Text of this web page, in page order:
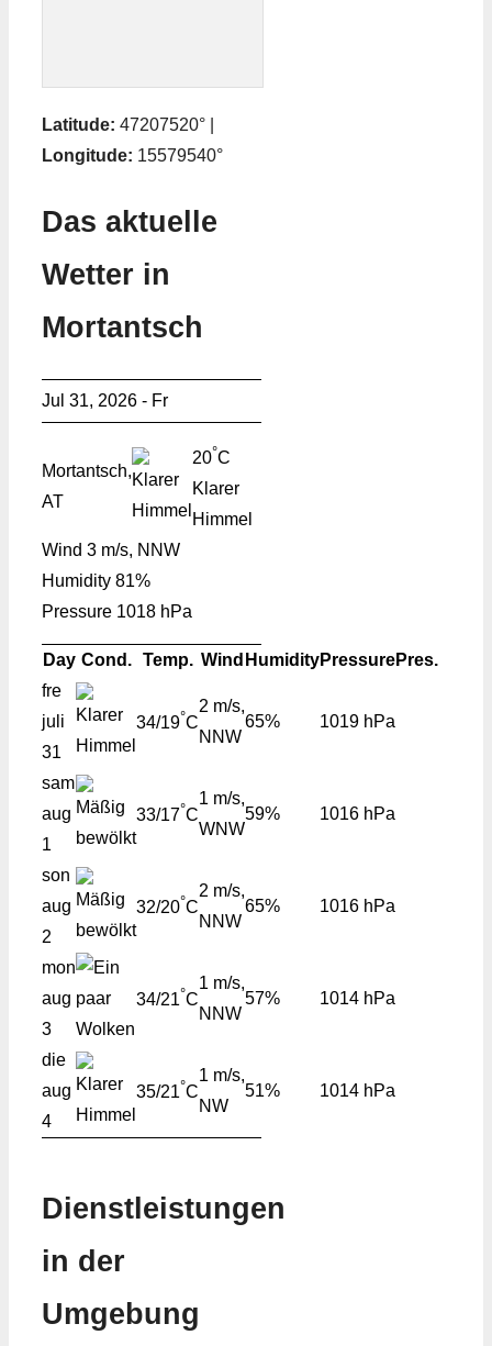
Latitude: 47207520° |
Longitude: 15579540°
Das aktuelle
Wetter in
Mortantsch
Jul 31, 2026 - Fr
Mortantsch,
AT
20°C
Klarer
Himmel
Wind 3 m/s, NNW
Humidity 81%
Pressure 1018 hPa
Day Cond. Temp. Wind HumidityPressurePres.
fre
juli
31
34/19°C
2 m/s,
NNW
65% 1019 hPa
sam
aug
1
33/17°C
1 m/s,
WNW
59% 1016 hPa
son
aug
2
32/20°C
2 m/s,
NNW
65% 1016 hPa
mon
aug
3
34/21°C
1 m/s,
NNW
57% 1014 hPa
die
aug
4
35/21°C
1 m/s,
NW
51% 1014 hPa
Dienstleistungen
in der
Umgebung